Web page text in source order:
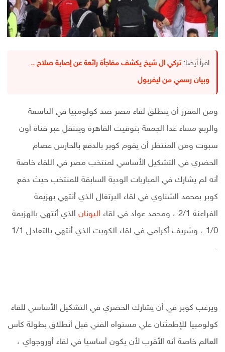
اقرأ أيضا: تركي ال شيخ يكشف مفاجأة رائعة عن إصابة صلاح ..
وبيان رسمي من ليفربول
ومن المقرر أن ينطلق لقاء مصر ضد كولومبيا في التاسعة
والربع مساء غدا الجمعة بتوقيت القاهرة وينتقل عبر قناة أون
سبوت ومن المنتظر أن يقوم كوبر بالدفع بالحارس عصام
الحضري في التشكيل الأساسي لمنتخب مصر في اللقاء خاصة
أنه لم يشارك في المباريات الودية السابقة للمنتخب حيث دفع
كوبر بمحمد الشناوي في لقاء البرتغال الذي أنتهي بهزيمة
الفراعنة 2/1 ، ومحمد عواد في لقاء
اليونان الذي أنتهي بالهزيمة
1/0 ، وشريف أكرامي في لقاء الكويت الذي أنتهي بالتعادل 1/1
.
ويرغب كوبر في أن يشارك الحضري في التشكيل الأساسي للقاء
كولومبيا للإطمئنان علي مستواه الفني قبل أنطلاق بطولة كأس
العالم خاصة أنه الأقرب لأن يكون أساسيا في لقاء أوروجواي ،